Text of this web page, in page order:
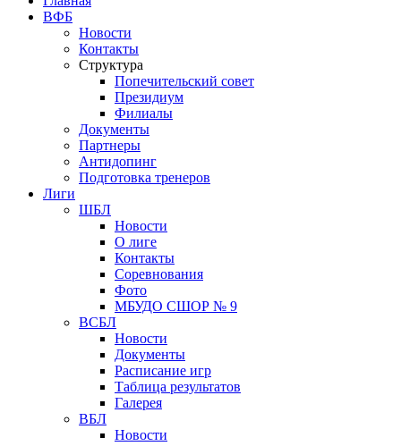
ВФБ
Новости
Контакты
Структура
Попечительский совет
Президиум
Филиалы
Документы
Партнеры
Антидопинг
Подготовка тренеров
Лиги
ШБЛ
Новости
О лиге
Контакты
Соревнования
Фото
МБУДО СШОР № 9
ВСБЛ
Новости
Документы
Расписание игр
Таблица результатов
Галерея
ВБЛ
Новости